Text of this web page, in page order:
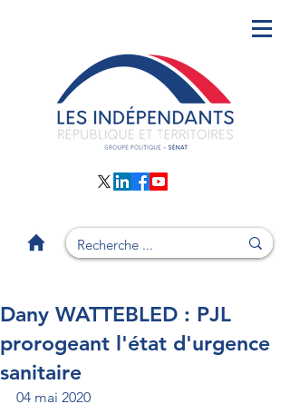
Dany WATTEBLED : PJL
prorogeant l'état d'urgence
sanitaire
04 mai 2020